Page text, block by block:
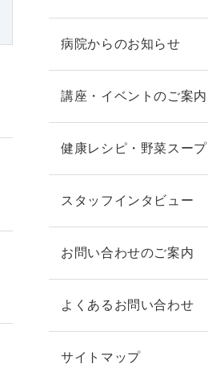
病院からのお知らせ
講座・イベントのご案内
健康レシピ・野菜スープ
スタッフインタビュー
お問い合わせのご案内
よくあるお問い合わせ
サイトマップ